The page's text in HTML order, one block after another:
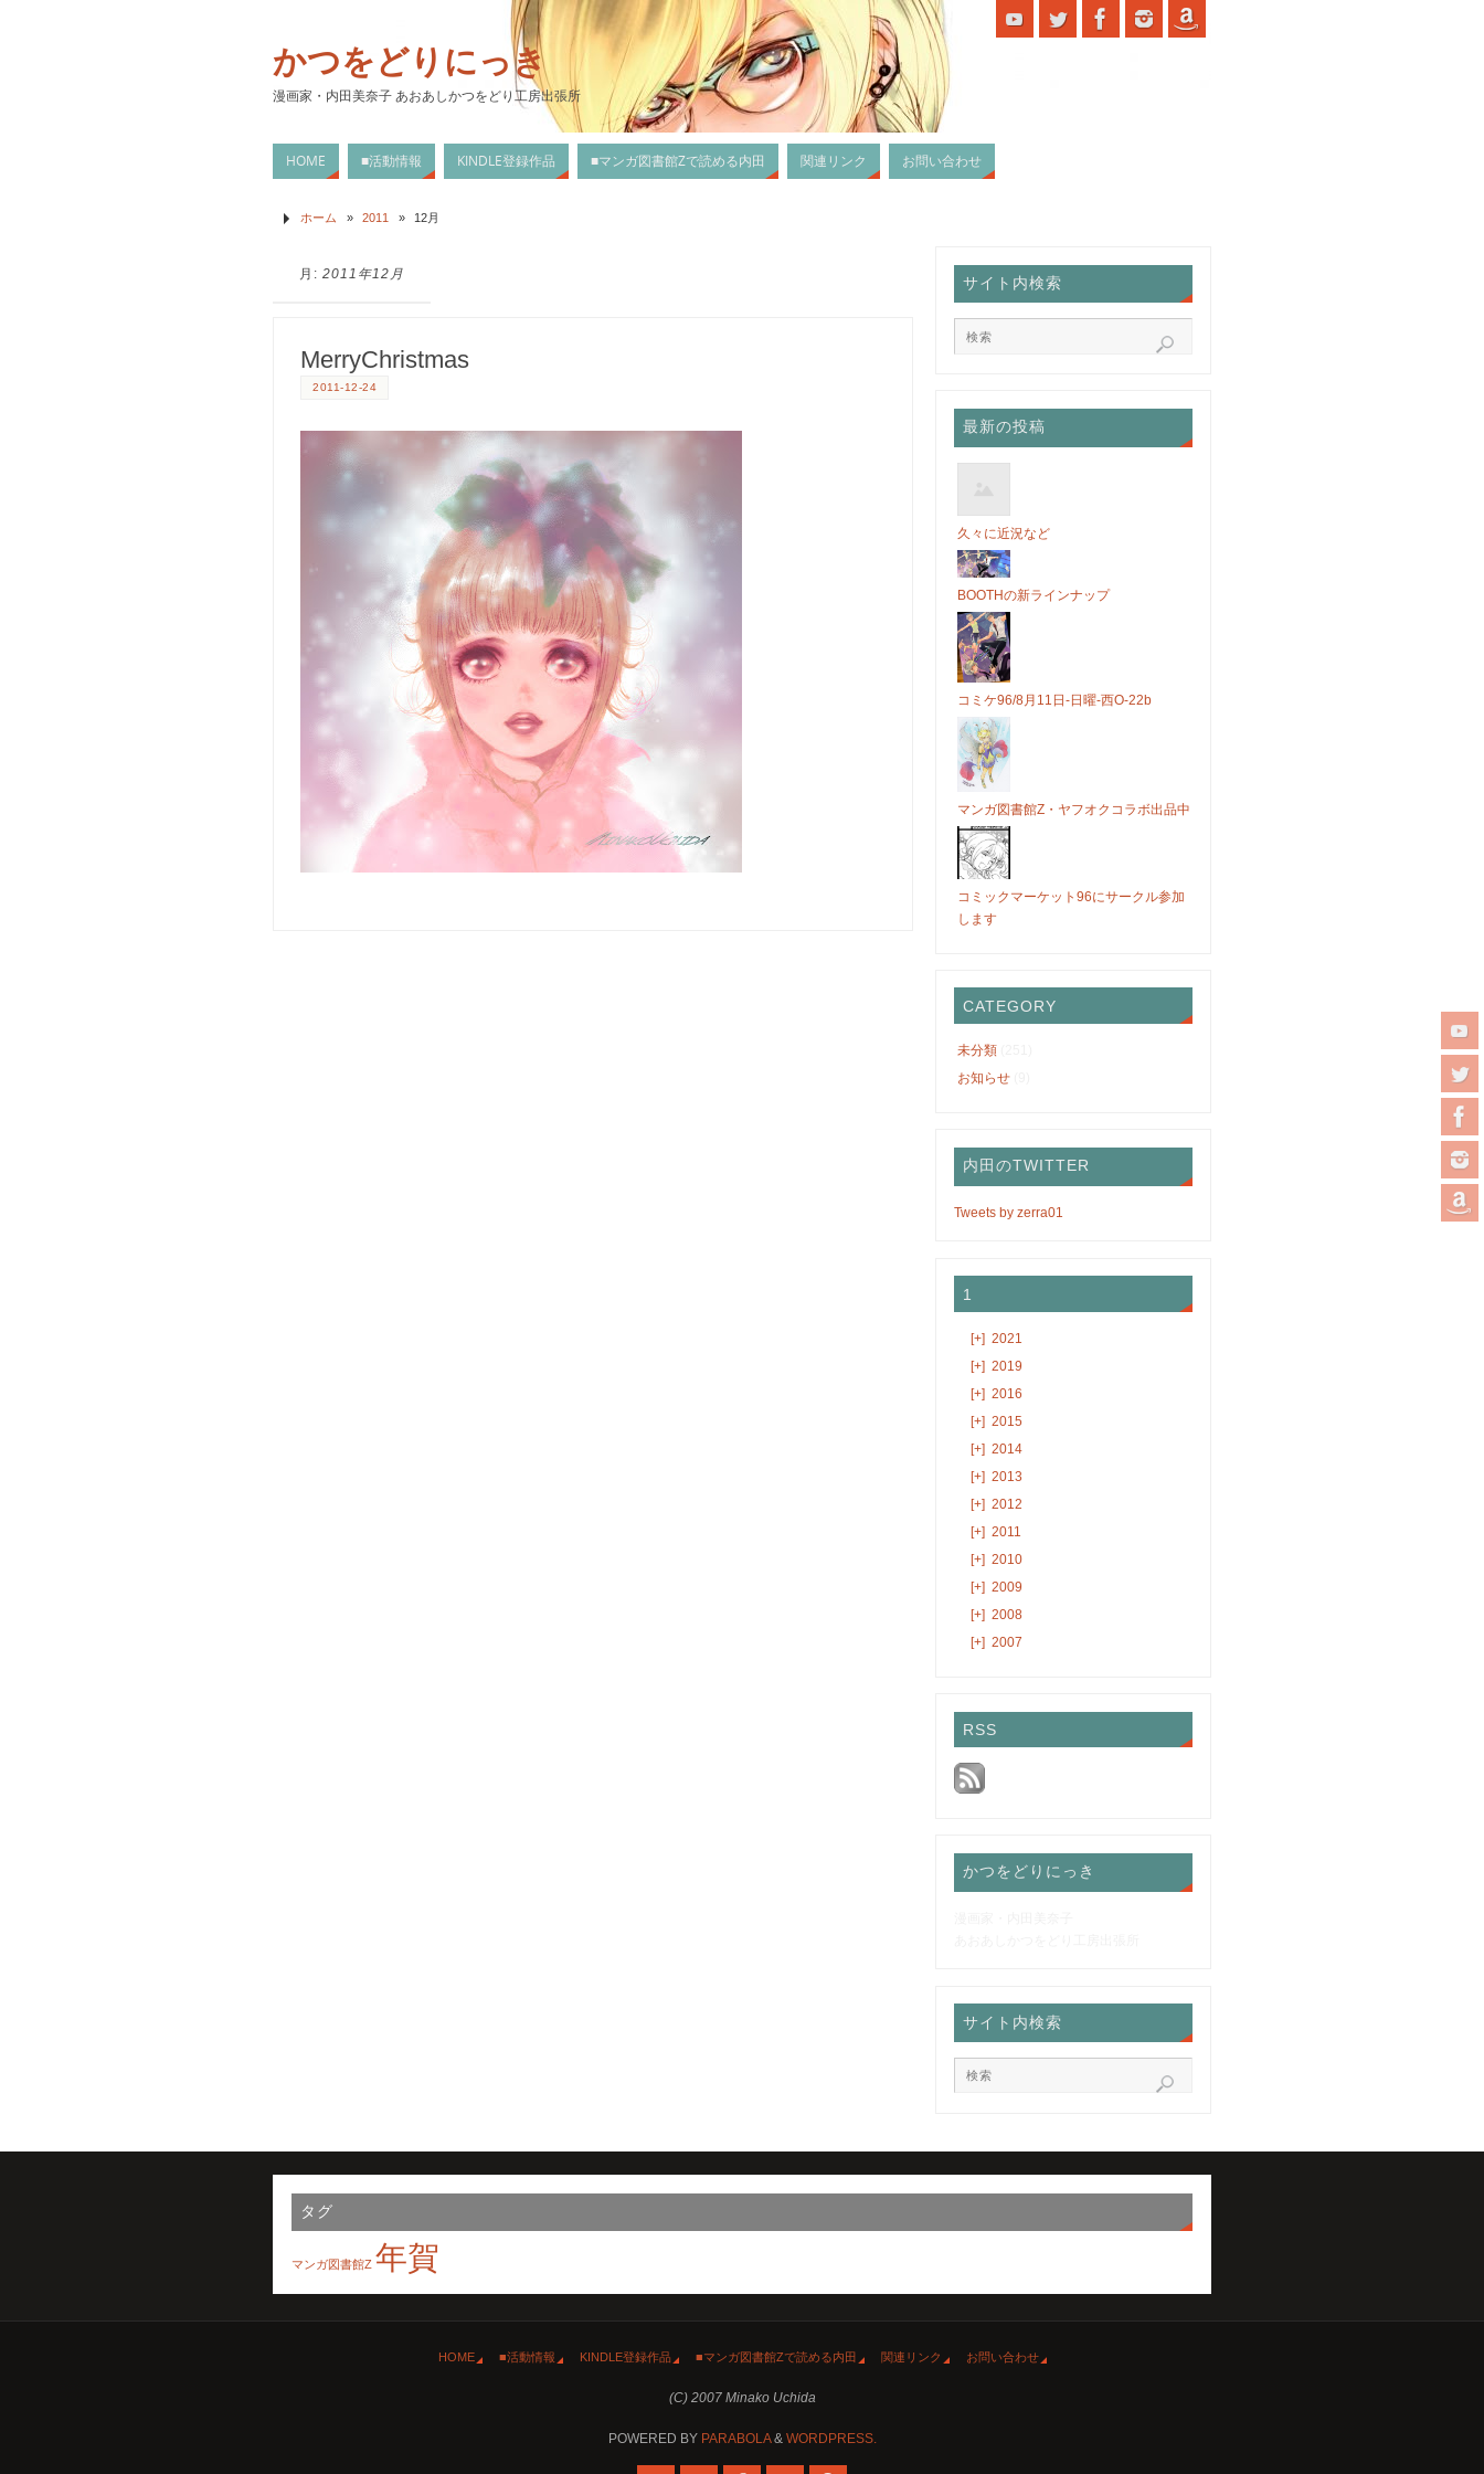
かつをどりにっき
漫画家・内田美奈子 あおあしかつをどり工房出張所
HOME ■活動情報 KINDLE登録作品 ■マンガ図書館Zで読める内田 関連リンク お問い合わせ
ホーム » 2011 » 12月
月: 2011年12月
MerryChristmas
2011-12-24
サイト内検索
最新の投稿
久々に近況など
BOOTHの新ラインナップ
コミケ96/8月11日-日曜-西O-22b
マンガ図書館Z・ヤフオクコラボ出品中
コミックマーケット96にサークル参加
します
CATEGORY
未分類(251)
お知らせ(9)
内田のTWITTER
Tweets by zerra01
1
[+] 2021
[+] 2019
[+] 2016
[+] 2015
[+] 2014
[+] 2013
[+] 2012
[+] 2011
[+] 2010
[+] 2009
[+] 2008
[+] 2007
RSS
かつをどりにっき
サイト内検索
タグ
マンガ図書館Z 年賀
HOME ■活動情報 KINDLE登録作品 ■マンガ図書館Zで読める内田 関連リンク お問い合わせ
(C) 2007 Minako Uchida
POWERED BY PARABOLA& WORDPRESS.